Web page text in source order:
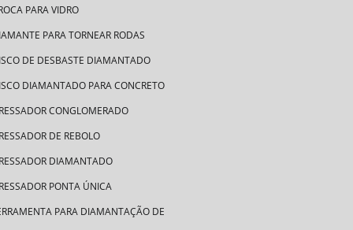
PARA VIDRO
PARA TORNEAR RODAS
DE DESBASTE DIAMANTADO
DIAMANTADO PARA CONCRETO
CONGLOMERADO
DE REBOLO
DIAMANTADO
PONTA ÚNICA
PARA DIAMANTAÇÃO DE